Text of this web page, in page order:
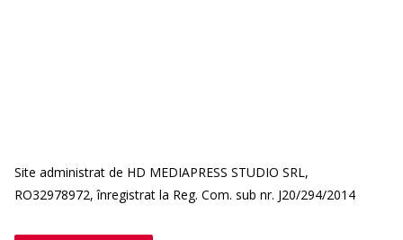
Site administrat de HD MEDIAPRESS STUDIO SRL,
RO32978972, înregistrat la Reg. Com. sub nr. J20/294/2014